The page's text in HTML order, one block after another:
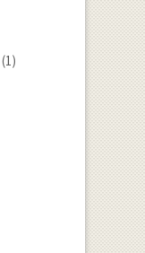
(1)